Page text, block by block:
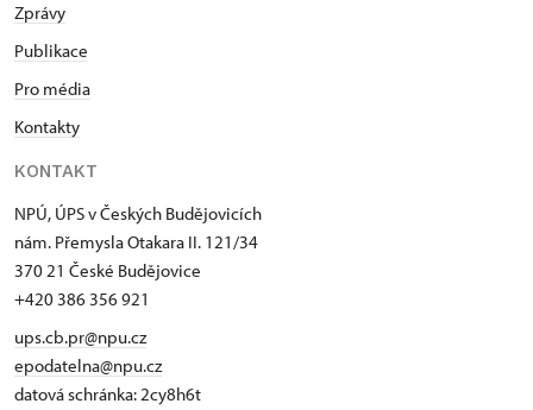
Zprávy
Publikace
Pro média
Kontakty
KONTAKT
NPÚ, ÚPS v Českých Budějovicích
nám. Přemysla Otakara II. 121/34
370 21 České Budějovice
+420 386 356 921
ups.cb.pr@npu.cz
epodatelna@npu.cz
datová schránka: 2cy8h6t​